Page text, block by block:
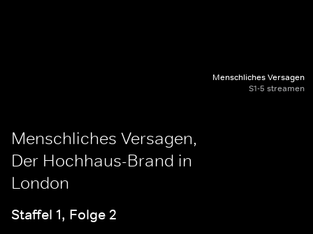
Menschliches Versagen
S1-5 streamen
Menschliches Versagen,
Der Hochhaus-Brand in
London
Staffel 1, Folge 2